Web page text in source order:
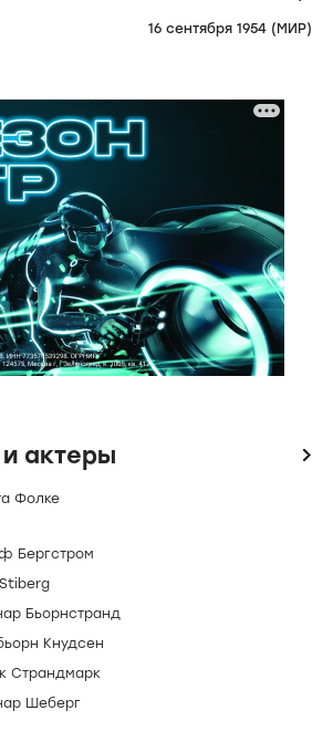
16 сентября 1954 (МИР)
актеры icon
Фолке
Бергстром
Бьорнстранд
Кнудсен
Страндмарк
Шеберг